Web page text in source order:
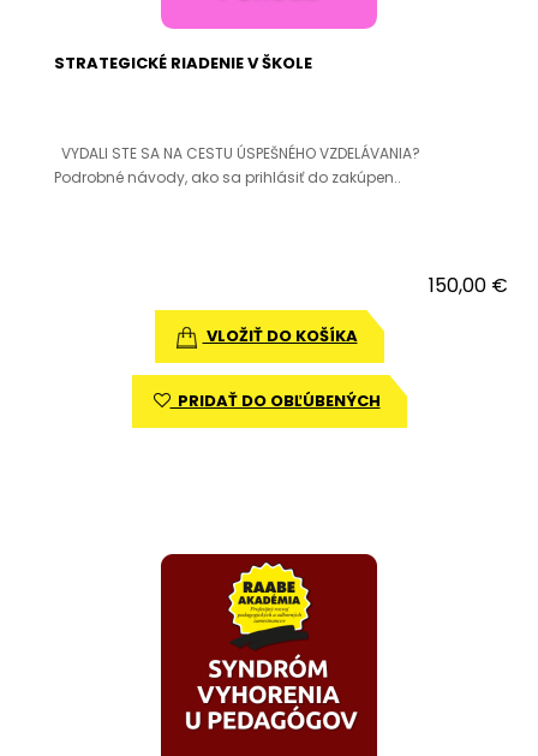
STRATEGICKÉ RIADENIE V ŠKOLE
VYDALI STE SA NA CESTU ÚSPEŠNÉHO VZDELÁVANIA?
Podrobné návody, ako sa prihlásiť do zakúpen..
150,00 €
VLOŽIŤ DO KOŠÍKA
PRIDAŤ DO OBĽÚBENÝCH